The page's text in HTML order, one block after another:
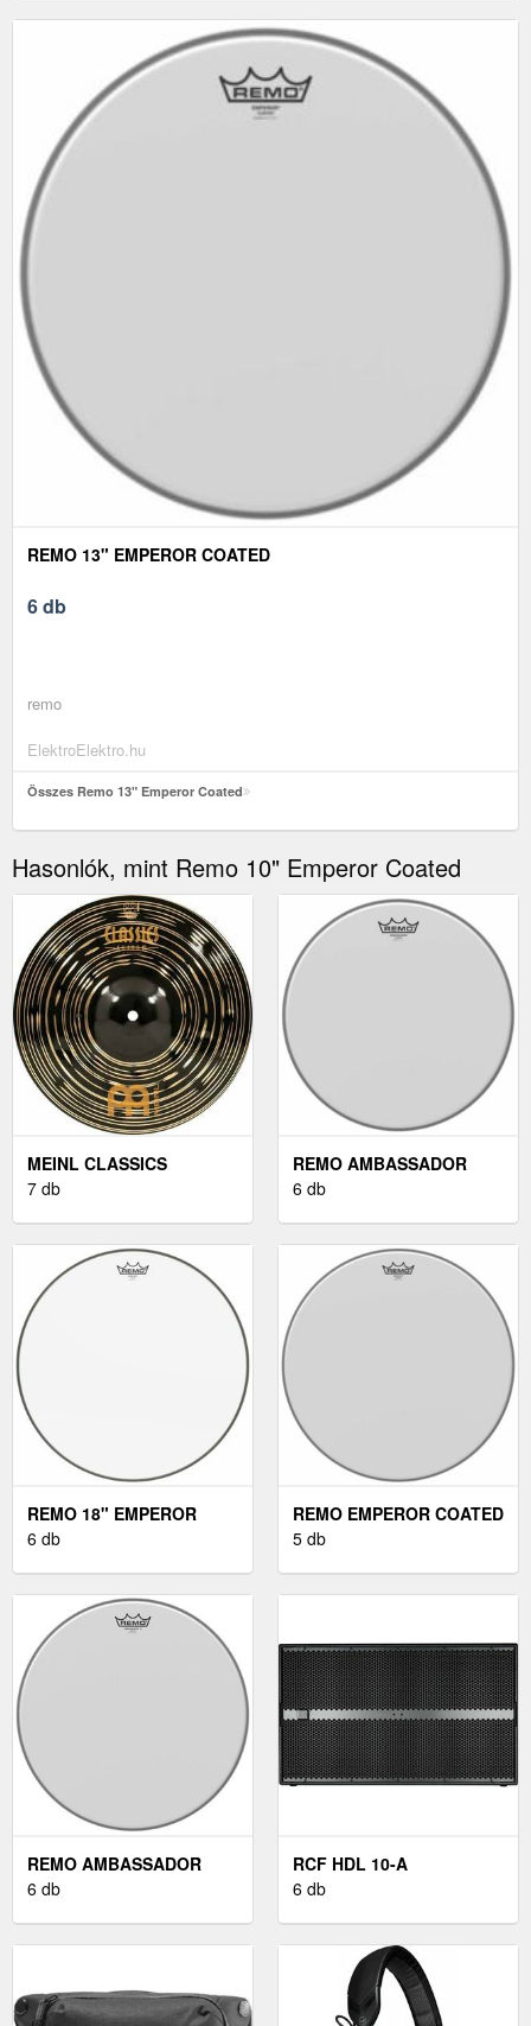
REMO 13" EMPEROR COATED
6 db
remo
ElektroElektro.hu
Összes Remo 13" Emperor Coated
Hasonlók, mint Remo 10" Emperor Coated
MEINL CLASSICS
CUSTOM 10'' DARK
7 db
REMO AMBASSADOR
COATED 13''
6 db
REMO 18" EMPEROR
CLEAR
6 db
REMO EMPEROR COATED
18''
5 db
REMO AMBASSADOR
COATED 18''
6 db
RCF HDL 10-A
6 db